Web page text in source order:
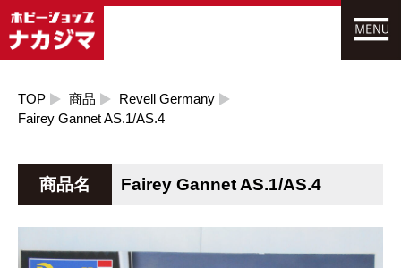
TOP 商品
Revell Germany
Fairey Gannet AS.1/AS.4
商品名 Fairey Gannet AS.1/AS.4